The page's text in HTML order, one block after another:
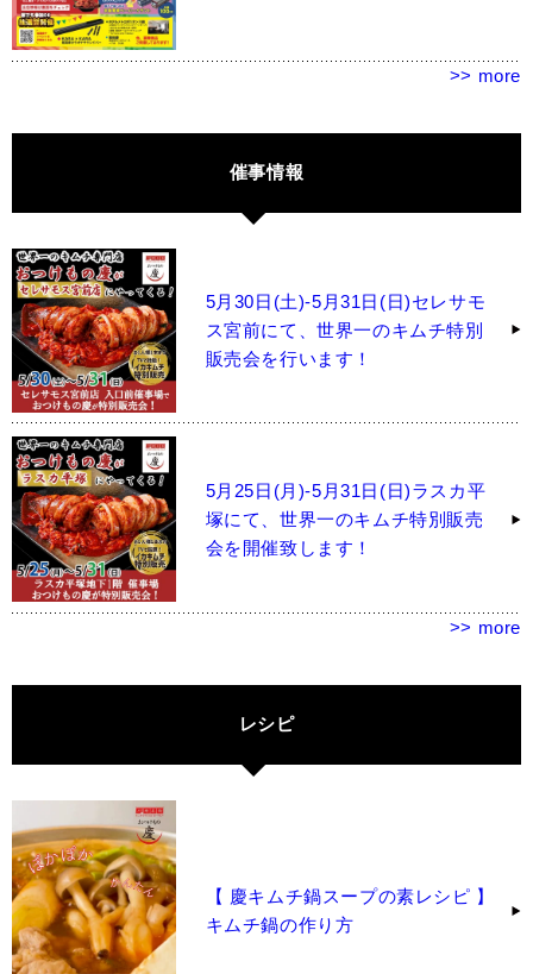
>> more
催事情報
5月30日(土)-5月31日(日)セレサモ
ス宮前にて、世界一のキムチ特別
販売会を行います！
5月25日(月)-5月31日(日)ラスカ平
塚にて、世界一のキムチ特別販売
会を開催致します！
>> more
レシピ
【 慶キムチ鍋スープの素レシピ 】
キムチ鍋の作り方